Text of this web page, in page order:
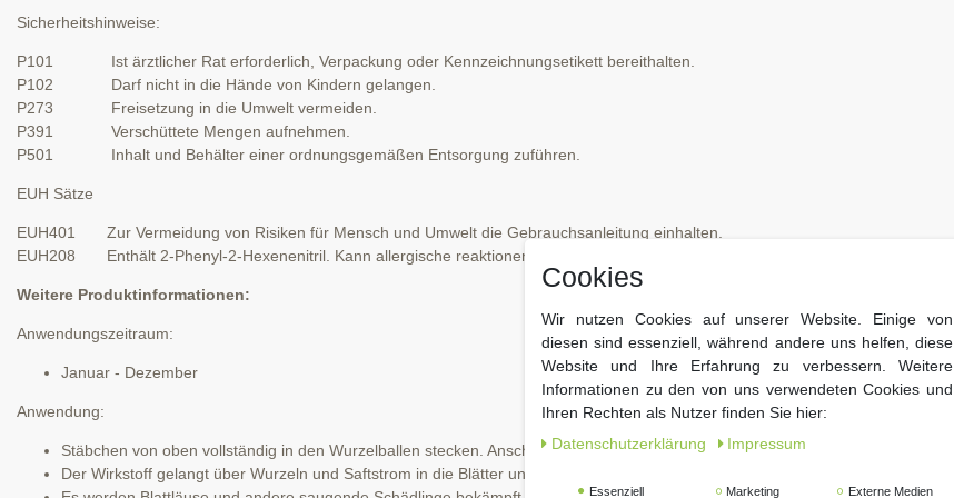
Sicherheitshinweise:
P101 Ist ärztlicher Rat erforderlich, Verpackung oder Kennzeichnungsetikett bereithalten.
P102 Darf nicht in die Hände von Kindern gelangen.
P273 Freisetzung in die Umwelt vermeiden.
P391 Verschüttete Mengen aufnehmen.
P501 Inhalt und Behälter einer ordnungsgemäßen Entsorgung zuführen.
EUH Sätze
EUH401 Zur Vermeidung von Risiken für Mensch und Umwelt die Gebrauchsanleitung einhalten.
EUH208 Enthält 2-Phenyl-2-Hexenenitril. Kann allergische reaktionen hervorrufen.
Weitere Produktinformationen:
Anwendungszeitraum:
Januar - Dezember
Anwendung:
Stäbchen von oben vollständig in den Wurzelballen stecken. Anschließend gut angießen.
Der Wirkstoff gelangt über Wurzeln und Saftstrom in die Blätter und Blüten.
Cookies
Wir nutzen Cookies auf unserer Website. Einige von
diesen sind essenziell, während andere uns helfen, diese
Website und Ihre Erfahrung zu verbessern. Weitere
Informationen zu den von uns verwendeten Cookies und
Ihren Rechten als Nutzer finden Sie hier:
Daten­schutz­erklärung
Impressum
Essenziell Marketing Externe Medien